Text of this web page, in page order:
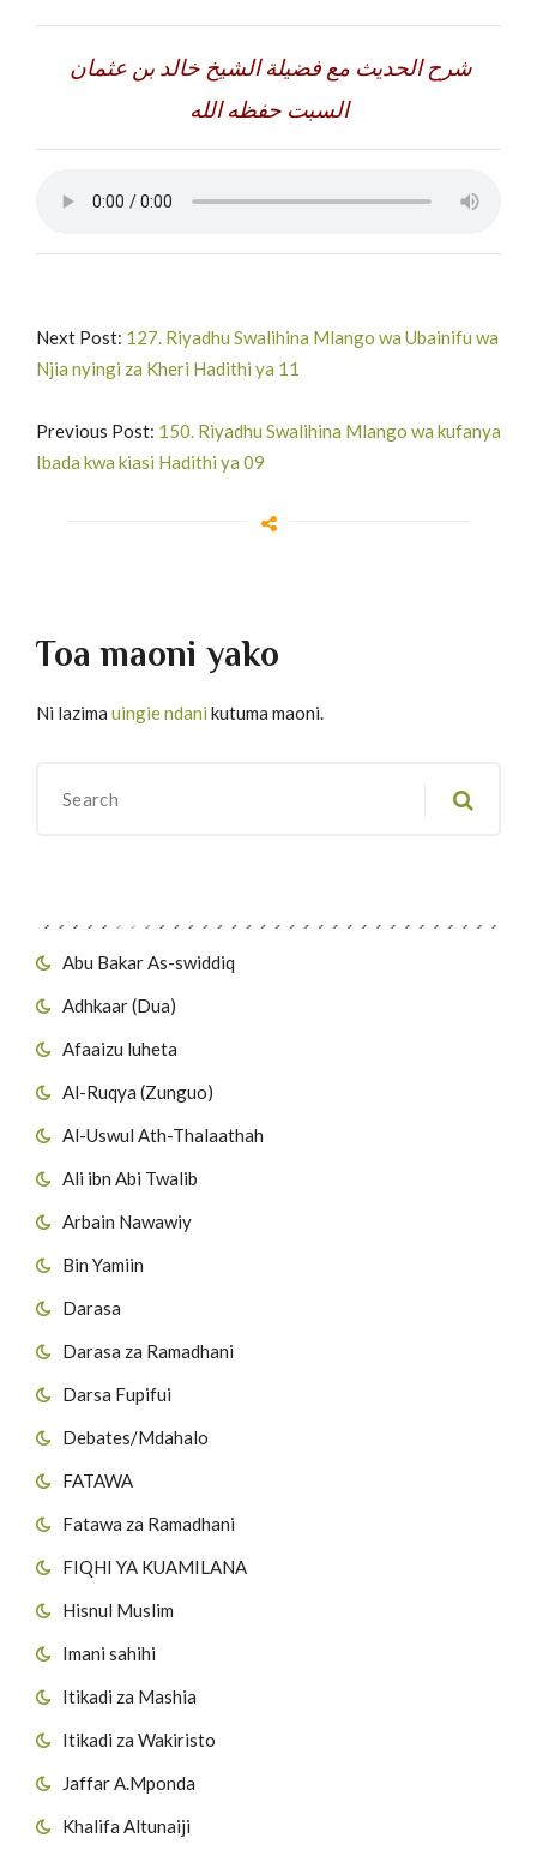
Abu Bakar As-swiddiq
Adhkaar (Dua)
Afaaizu luheta
Al-Ruqya (Zunguo)
Al-Uswul Ath-Thalaathah
Ali ibn Abi Twalib
Arbain Nawawiy
Bin Yamiin
Darasa
Darasa za Ramadhani
Darsa Fupifui
Debates/Mdahalo
FATAWA
Fatawa za Ramadhani
FIQHI YA KUAMILANA
Hisnul Muslim
Imani sahihi
Itikadi za Mashia
Itikadi za Wakiristo
Jaffar A.Mponda
Khalifa Altunaiji
السبت حفظه الله
Next Post: 127. Riyadhu Swalihina Mlango wa Ubainifu wa
Njia nyingi za Kheri Hadithi ya 11
Previous Post: 150. Riyadhu Swalihina Mlango wa kufanya
Ibada kwa kiasi Hadithi ya 09
Toa maoni yako
Ni lazima uingie ndani kutuma maoni.